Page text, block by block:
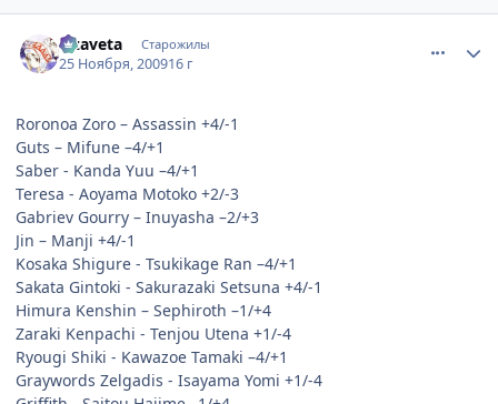
Lizaveta Старожилы
25 Ноября, 200916 г
Roronoa Zoro – Assassin +4/-1
Guts – Mifune –4/+1
Saber - Kanda Yuu –4/+1
Teresa - Aoyama Motoko +2/-3
Gabriev Gourry – Inuyasha –2/+3
Jin – Manji +4/-1
Kosaka Shigure - Tsukikage Ran –4/+1
Sakata Gintoki - Sakurazaki Setsuna +4/-1
Himura Kenshin – Sephiroth –1/+4
Zaraki Kenpachi - Tenjou Utena +1/-4
Ryougi Shiki - Kawazoe Tamaki –4/+1
Graywords Zelgadis - Isayama Yomi +1/-4